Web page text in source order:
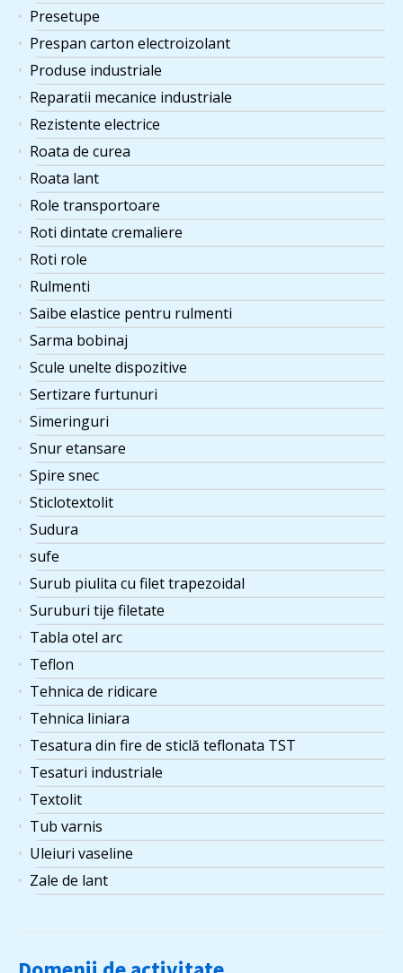
Presetupe
Prespan carton electroizolant
Produse industriale
Reparatii mecanice industriale
Rezistente electrice
Roata de curea
Roata lant
Role transportoare
Roti dintate cremaliere
Roti role
Rulmenti
Saibe elastice pentru rulmenti
Sarma bobinaj
Scule unelte dispozitive
Sertizare furtunuri
Simeringuri
Snur etansare
Spire snec
Sticlotextolit
Sudura
sufe
Surub piulita cu filet trapezoidal
Suruburi tije filetate
Tabla otel arc
Teflon
Tehnica de ridicare
Tehnica liniara
Tesatura din fire de sticlă teflonata TST
Tesaturi industriale
Textolit
Tub varnis
Uleiuri vaseline
Zale de lant